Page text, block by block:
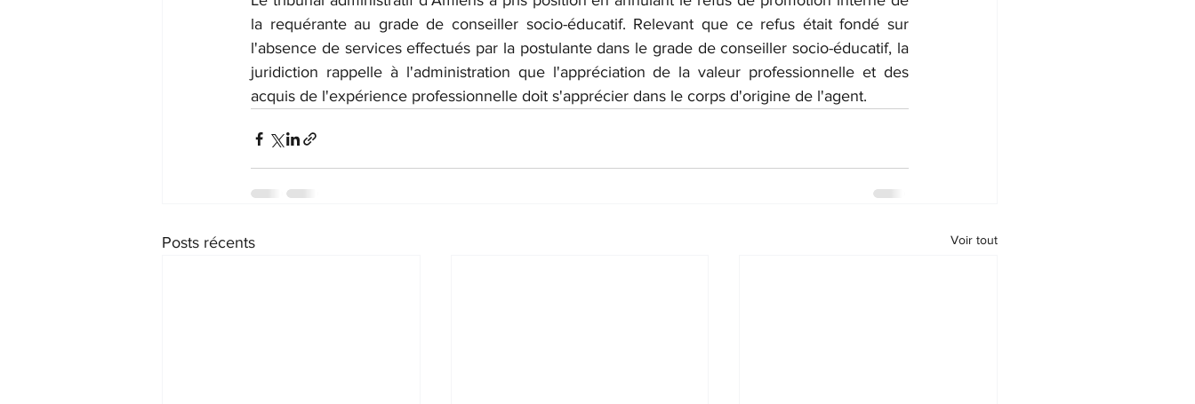
la requérante au grade de conseiller socio-éducatif. Relevant que ce refus était fondé sur
l'absence de services effectués par la postulante dans le grade de conseiller socio-éducatif, la
juridiction rappelle à l'administration que l'appréciation de la valeur professionnelle et des
acquis de l'expérience professionnelle doit s'apprécier dans le corps d'origine de l'agent.
Posts récents Voir tout